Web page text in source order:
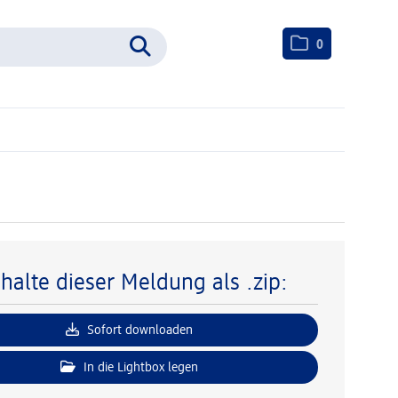
0
dieser Meldung als .zip:
Sofort downloaden
In die Lightbox legen